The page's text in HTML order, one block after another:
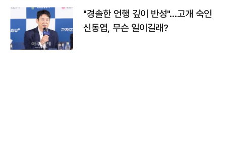
"경솔한 언행 깊이 반성"…고개 숙인
신동엽, 무슨 일이길래?